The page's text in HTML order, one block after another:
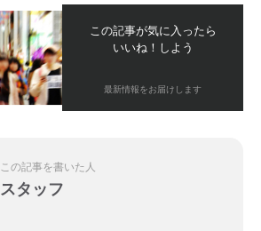
この記事が気に入ったら
いいね！しよう
最新情報をお届けします
この記事を書いた人
スタッフ